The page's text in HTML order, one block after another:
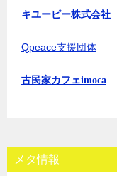
キユーピー株式会社
Qpeace支援団体
古民家カフェimoca
メタ情報